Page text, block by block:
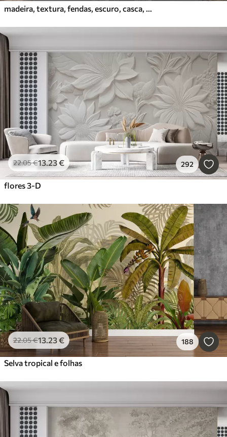
22.05€13.23€ 292
flores 3-D
22.05€13.23€ 188
Selva tropical e folhas